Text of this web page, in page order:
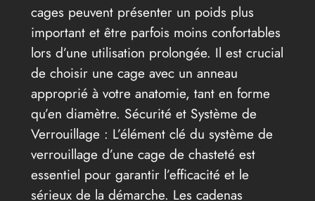
cages peuvent présenter un poids plus
important et être parfois moins confortables
lors d’une utilisation prolongée. Il est crucial
de choisir une cage avec un anneau
approprié à votre anatomie, tant en forme
qu’en diamètre. Sécurité et Système de
Verrouillage : L’élément clé du système de
verrouillage d’une cage de chasteté est
essentiel pour garantir l’efficacité et le
sérieux de la démarche. Les cadenas